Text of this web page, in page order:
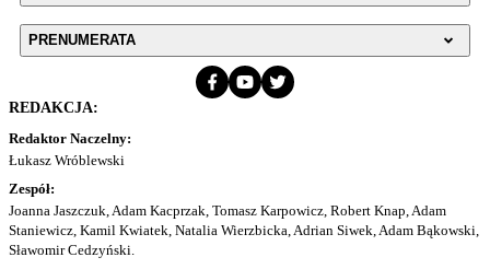
PRENUMERATA
REDAKCJA:
Redaktor Naczelny:
Łukasz Wróblewski
Zespół:
Joanna Jaszczuk, Adam Kacprzak, Tomasz Karpowicz, Robert Knap, Adam
Staniewicz, Kamil Kwiatek, Natalia Wierzbicka, Adrian Siwek, Adam Bąkowski,
Sławomir Cedzyński.